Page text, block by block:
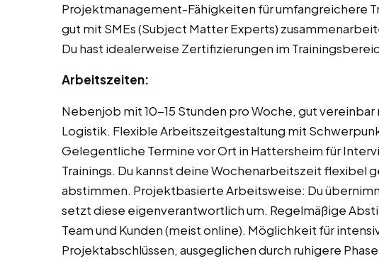
Projektmanagement-Fähigkeiten für umfangreichere
gut mit SMEs (Subject Matter Experts)
Du hast idealerweise Zertifizierungen im
Arbeitszeiten:
Nebenjob mit 10-15 Stunden pro Woche, gut
Logistik. Flexible Arbeitszeitgestaltung mit
Gelegentliche Termine vor Ort in Hattersheim für
Trainings. Du kannst deine Wochenarbeitszeit flexibel
abstimmen. Projektbasierte Arbeitsweise: Du
setzt diese eigenverantwortlich um. Regelmäßige
Team und Kunden (meist online). Möglichkeit für
Projektabschlüssen, ausgeglichen durch ruhigere